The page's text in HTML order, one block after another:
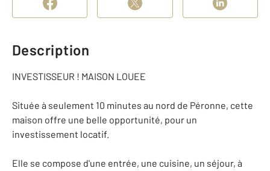
Description
INVESTISSEUR ! MAISON LOUEE
Située à seulement 10 minutes au nord de Péronne, cette
maison offre une belle opportunité, pour un
investissement locatif.
Elle se compose d'une entrée, une cuisine, un séjour, à